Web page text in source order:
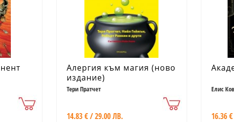
Алергия към магия (ново
издание)
Тери Пратчет
14.83 € / 29.00 ЛВ.
Елис
16.36